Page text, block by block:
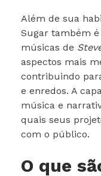
Além de sua
Sugar também
músicas de
aspectos mais
contribuindo
e enredos. A
música e
quais seus
com o público.
O que